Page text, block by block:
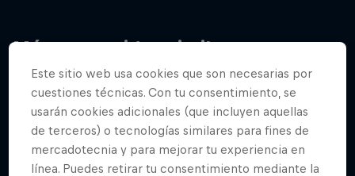
Más contenidos similares
Este sitio web usa cookies que son necesarias por
cuestiones técnicas. Con tu consentimiento, se
usarán cookies adicionales (que incluyen aquellas
de terceros) o tecnologías similares para fines de
mercadotecnia y para mejorar tu experiencia en
línea. Puedes retirar tu consentimiento mediante la